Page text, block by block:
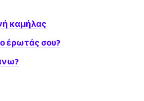
καμήλας
έρωτάς σου?